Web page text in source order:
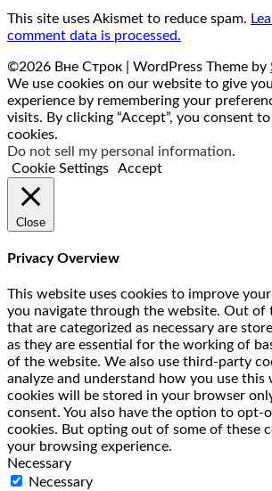
This site uses Akismet to reduce spam.
comment data is processed.
©2026 Вне Строк | WordPress Theme by
We use cookies on our website to give
experience by remembering your
visits. By clicking “Accept”, you consent
cookies.
Do not sell my personal information.
Cookie Settings
Accept
Close
Privacy Overview
This website uses cookies to improve
you navigate through the website. Out of
that are categorized as necessary are
as they are essential for the working of
of the website. We also use third-party
analyze and understand how you use this
cookies will be stored in your browser
consent. You also have the option to opt-
cookies. But opting out of some of these
your browsing experience.
Necessary
Necessary